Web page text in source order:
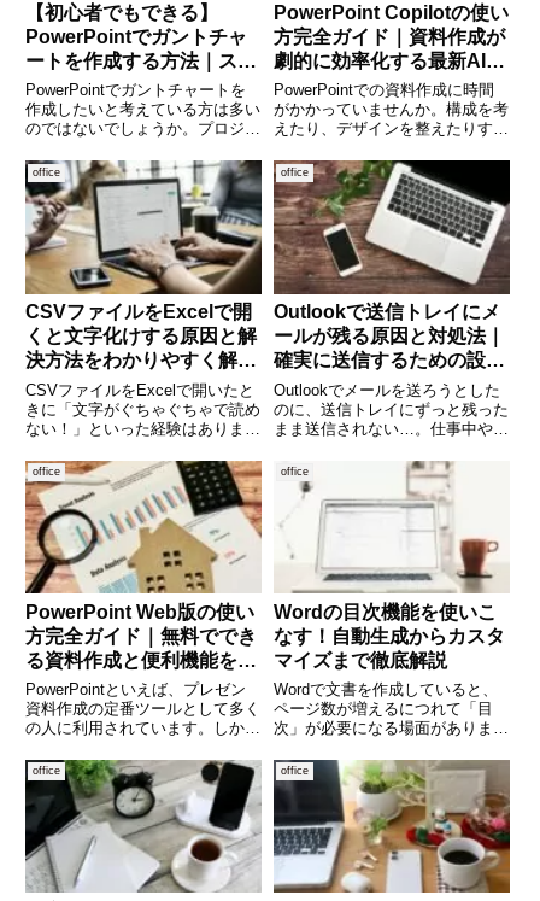
【初心者でもできる】
PowerPointでガントチャ
ートを作成する方法｜スケ
ジュール管理をわかりやす
く可視化
PowerPointでガントチャートを
作成したいと考えている方は多い
のではないでしょうか。プロジェ
きるガントチャートは、会議資料
や進捗報告に非常に役立ちます。
しかし、「専用ツールじゃないと
作れないのでは？」と思
PowerPoint Copilotの使い
方完全ガイド｜資料作成が
劇的に効率化する最新AI活
用術
PowerPointでの資料作成に時間
がかかっていませんか。構成を考
えたり、デザインを整えたりする
す。そんな悩みを解決してくれる
のが、Microsoftが提供するAI機
能「Copilot」です。Copilotを
office
CSVファイルをExcelで開
くと文字化けする原因と解
決方法をわかりやすく解
説！
CSVファイルをExcelで開いたと
きに「文字がぐちゃぐちゃで読め
ない！」といった経験はありませ
では、文字化けがよく起こりま
す。これはファイルの「文字コー
ド」が原因です。この記事では、
文字化けの原因をやさしく解
office
Outlookで送信トレイにメ
ールが残る原因と対処法｜
確実に送信するための設定
ガイド
Outlookでメールを送ろうとした
のに、送信トレイにずっと残った
まま送信されない…。仕事中や急
と、相手に届いているのか不安に
なってしまいます。この記事で
は、Outlookでメールが送信トレ
イに残ったままになる主
office
PowerPoint Web版の使い
方完全ガイド｜無料ででき
る資料作成と便利機能を徹
底解説
PowerPointといえば、プレゼン
資料作成の定番ツールとして多く
の人に利用されています。しか
必要がある」「有料でないと使え
ない」といったイメージを持って
いる方も多いのではないでしょう
か。実は、PowerPo
office
Wordの目次機能を使いこ
なす！自動生成からカスタ
マイズまで徹底解説
Wordで文書を作成していると、
ページ数が増えるにつれて「目
次」が必要になる場面がありま
ルなどでは、読み手が目的の章に
すぐアクセスできる目次がある
と、とても便利です。Microsoft
Wordには目次を自動で
office office